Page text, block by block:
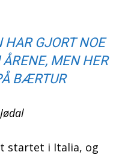
GJORT NOE
MEN HER
BÆRTUR
startet i Italia, og